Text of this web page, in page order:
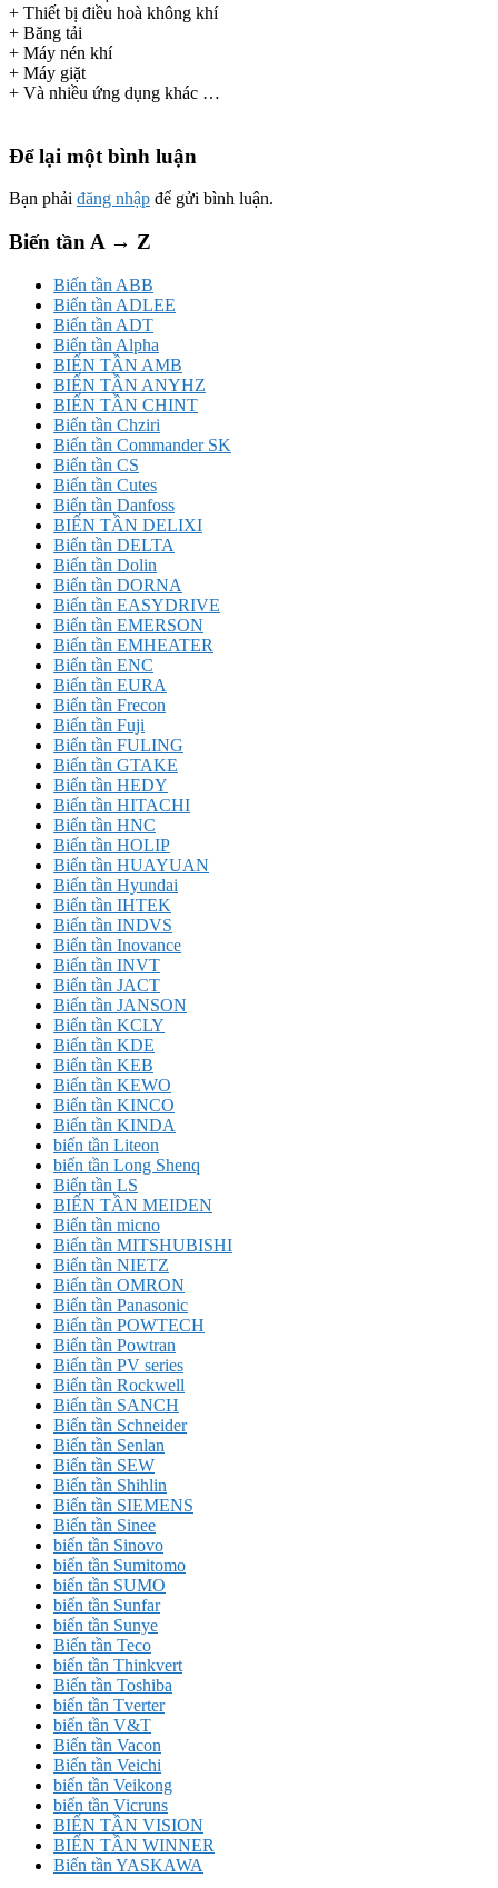
+ Thiết bị điều hoà không khí
+ Băng tải
+ Máy nén khí
+ Máy giặt
+ Và nhiều ứng dụng khác …
Để lại một bình luận
Bạn phải đăng nhập để gửi bình luận.
Biến tần A → Z
Biến tần ABB
Biến tần ADLEE
Biến tần ADT
Biến tần Alpha
BIẾN TẦN AMB
BIẾN TẦN ANYHZ
BIẾN TẦN CHINT
Biến tần Chziri
Biến tần Commander SK
Biến tần CS
Biến tần Cutes
Biến tần Danfoss
BIẾN TẦN DELIXI
Biến tần DELTA
Biến tần Dolin
Biến tần DORNA
Biến tần EASYDRIVE
Biến tần EMERSON
Biến tần EMHEATER
Biến tần ENC
Biến tần EURA
Biến tần Frecon
Biến tần Fuji
Biến tần FULING
Biến tần GTAKE
Biến tần HEDY
Biến tần HITACHI
Biến tần HNC
Biến tần HOLIP
Biến tần HUAYUAN
Biến tần Hyundai
Biến tần IHTEK
Biến tần INDVS
Biến tần Inovance
Biến tần INVT
Biến tần JACT
Biến tần JANSON
Biến tần KCLY
Biến tần KDE
Biến tần KEB
Biến tần KEWO
Biến tần KINCO
Biến tần KINDA
biến tần Liteon
biến tần Long Shenq
Biến tần LS
BIẾN TẦN MEIDEN
Biến tần micno
Biến tần MITSHUBISHI
Biến tần NIETZ
Biến tần OMRON
Biến tần Panasonic
Biến tần POWTECH
Biến tần Powtran
Biến tần PV series
Biến tần Rockwell
Biến tần SANCH
Biến tần Schneider
Biến tần Senlan
Biến tần SEW
Biến tần Shihlin
Biến tần SIEMENS
Biến tần Sinee
biến tần Sinovo
biến tần Sumitomo
biến tần SUMO
biến tần Sunfar
biến tần Sunye
Biến tần Teco
biến tần Thinkvert
Biến tần Toshiba
biến tần Tverter
biến tần V&T
Biến tần Vacon
Biến tần Veichi
biến tần Veikong
biến tần Vicruns
BIẾN TẦN VISION
BIẾN TẦN WINNER
Biến tần YASKAWA